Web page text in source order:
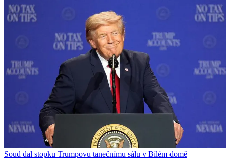
Soud dal stopku Trumpovu tanečnímu sálu v Bílém domě